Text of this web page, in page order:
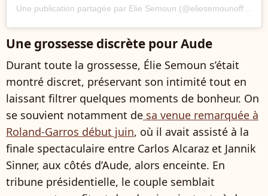
Une grossesse discrète pour Aude
Durant toute la grossesse, Élie Semoun s’était
montré discret, préservant son intimité tout en
laissant filtrer quelques moments de bonheur. On
se souvient notamment de sa venue remarquée à
Roland-Garros début juin, où il avait assisté à la
finale spectaculaire entre Carlos Alcaraz et Jannik
Sinner, aux côtés d’Aude, alors enceinte. En
tribune présidentielle, le couple semblait